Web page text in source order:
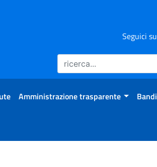
Seguici su
Amministrazione trasparente